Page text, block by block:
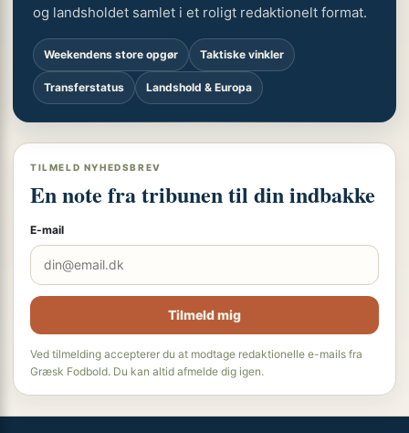
og landsholdet samlet i et roligt redaktionelt format.
Weekendens store opgør Taktiske vinkler
Transferstatus Landshold & Europa
TILMELD NYHEDSBREV
En note fra tribunen til din indbakke
E-mail
Tilmeld mig
Ved tilmelding accepterer du at modtage redaktionelle e-mails fra
Græsk Fodbold. Du kan altid afmelde dig igen.